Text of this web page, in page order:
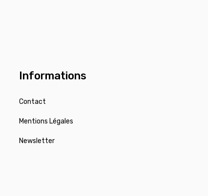
Informations
Contact
Mentions Légales
Newsletter